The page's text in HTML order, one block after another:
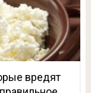
вредят